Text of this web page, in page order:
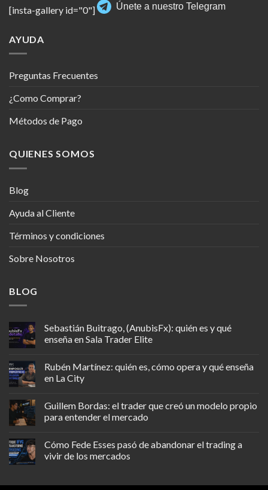
[insta-gallery id="0"] Únete a nuestro Telegram
AYUDA
Preguntas Frecuentes
¿Como Comprar?
Métodos de Pago
QUIENES SOMOS
Blog
Ayuda al Cliente
Términos y condiciones
Sobre Nosotros
BLOG
Sebastián Buitrago, (AnubisFx): quién es y qué
enseña en Sala Trader Elite
Rubén Martínez: quién es, cómo opera y qué enseña
en La City
Guillem Bordas: el trader que creó un modelo propio
para entender el mercado
Cómo Fede Esses pasó de abandonar el trading a
vivir de los mercados